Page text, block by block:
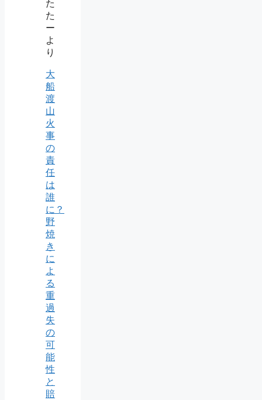
た
た
ー
よ
り
大
船
渡
山
火
事
の
責
任
は
誰
に？
野
焼
き
に
よ
る
重
過
失
の
可
能
性
と
賠